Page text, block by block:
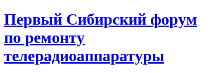
Первый Сибирский форум
по ремонту
телерадиоаппаратуры